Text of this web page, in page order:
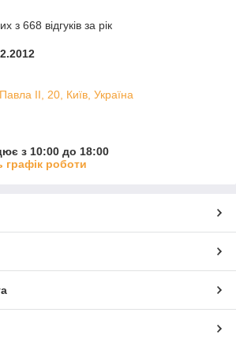
з 668 відгуків за рік
ІІ, 20, Київ, Україна
з 10:00 до 18:00
графік роботи